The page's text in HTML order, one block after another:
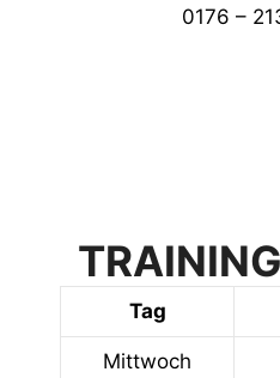
0176 –
Tag
Mittwoch